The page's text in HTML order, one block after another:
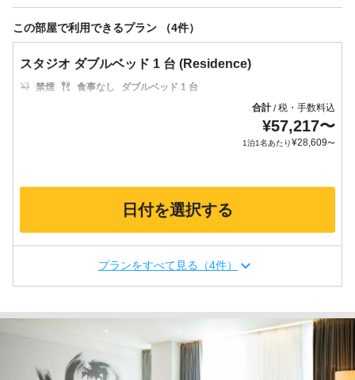
この部屋で利用できるプラン （4件）
スタジオ ダブルベッド 1 台 (Residence)
禁煙 食事なし
ダブルベッド 1 台
合計/税・手数料込
¥57,217〜
1泊1名あたり¥28,609〜
日付を選択する
プランをすべて見る（4件）